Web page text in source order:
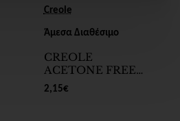
Creole
Άμεσα Διαθέσιμο
CREOLE
ACETONE FREE
NAIL POLISH
REMOVER 250ml
2,15€